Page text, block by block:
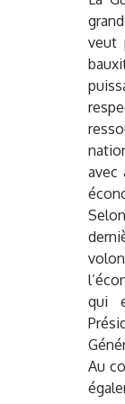
veut
avec
qui
Au